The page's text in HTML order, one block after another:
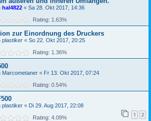
hal4822 « Sa 28. Okt 2017, 14:36
Rating: 1.63%
zur Einordnung des Druckers
plastiker « So 22. Okt 2017, 20:25
Rating: 1.36%
Marcometaner « Fr 13. Okt 2017, 07:24
Rating: 0.54%
plastiker « Di 29. Aug 2017, 22:08
1 2
Rating: 4.09%